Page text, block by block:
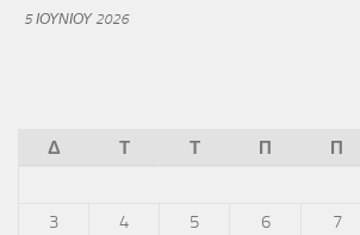
5 ΙΟΥΝΊΟΥ 2026
Δ Τ Τ Π Π
3
4 5 6 7